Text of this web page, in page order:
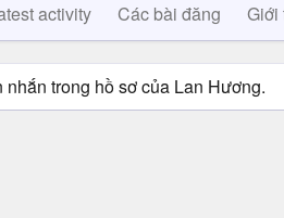
activity Các bài đăng Giới
trong hồ sơ của Lan Hương.